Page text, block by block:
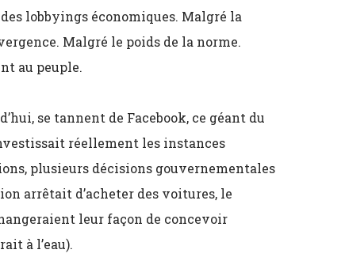
lobbyings économiques. Malgré la
Malgré le poids de la norme.
au peuple.
se tannent de Facebook, ce géant du
réellement les instances
plusieurs décisions gouvernementales
arrêtait d’acheter des voitures, le
leur façon de concevoir
à l’eau).